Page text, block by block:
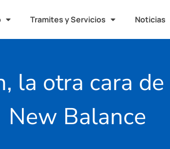
Tramites y Servicios Noticias
la otra cara
New Balance